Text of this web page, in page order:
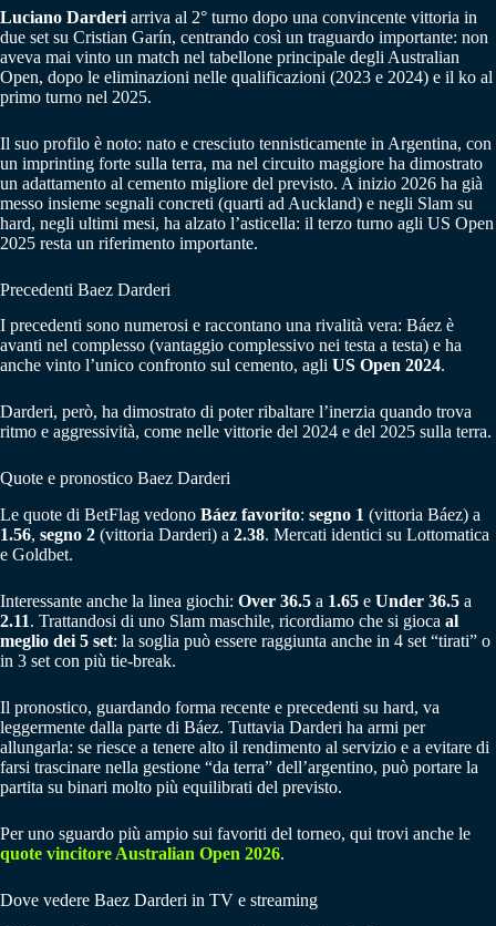
Luciano Darderi arriva al 2° turno dopo una convincente vittoria in
due set su Cristian Garín, centrando così un traguardo importante: non
aveva mai vinto un match nel tabellone principale degli Australian
Open, dopo le eliminazioni nelle qualificazioni (2023 e 2024) e il ko al
primo turno nel 2025.
Il suo profilo è noto: nato e cresciuto tennisticamente in Argentina, con
un imprinting forte sulla terra, ma nel circuito maggiore ha dimostrato
un adattamento al cemento migliore del previsto. A inizio 2026 ha già
messo insieme segnali concreti (quarti ad Auckland) e negli Slam su
hard, negli ultimi mesi, ha alzato l’asticella: il terzo turno agli US Open
2025 resta un riferimento importante.
Precedenti Baez Darderi
I precedenti sono numerosi e raccontano una rivalità vera: Báez è
avanti nel complesso (vantaggio complessivo nei testa a testa) e ha
anche vinto l’unico confronto sul cemento, agli US Open 2024.
Darderi, però, ha dimostrato di poter ribaltare l’inerzia quando trova
ritmo e aggressività, come nelle vittorie del 2024 e del 2025 sulla terra.
Quote e pronostico Baez Darderi
Le quote di BetFlag vedono Báez favorito: segno 1 (vittoria Báez) a
1.56, segno 2 (vittoria Darderi) a 2.38. Mercati identici su Lottomatica
e Goldbet.
Interessante anche la linea giochi: Over 36.5 a 1.65 e Under 36.5 a
2.11. Trattandosi di uno Slam maschile, ricordiamo che si gioca al
meglio dei 5 set: la soglia può essere raggiunta anche in 4 set “tirati” o
in 3 set con più tie-break.
Il pronostico, guardando forma recente e precedenti su hard, va
leggermente dalla parte di Báez. Tuttavia Darderi ha armi per
allungarla: se riesce a tenere alto il rendimento al servizio e a evitare di
farsi trascinare nella gestione “da terra” dell’argentino, può portare la
partita su binari molto più equilibrati del previsto.
Per uno sguardo più ampio sui favoriti del torneo, qui trovi anche le
quote vincitore Australian Open 2026.
Dove vedere Baez Darderi in TV e streaming